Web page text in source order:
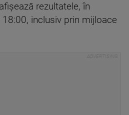
rezultatele, în
inclusiv prin mijloace